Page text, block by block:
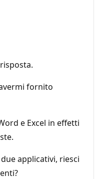
fornito
e Excel in effetti
applicativi, riesci